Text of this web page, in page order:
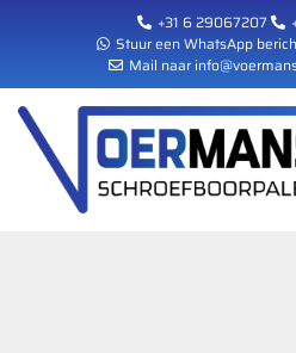
+31 6 29067207
Stuur een WhatsApp
Mail naar